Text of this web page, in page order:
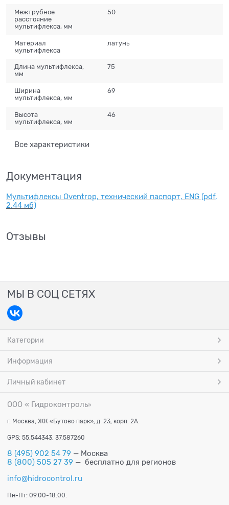
Межтрубное
расстояние
мультифлекса, мм
50
Материал
мультифлекса
латунь
Длина мультифлекса,
мм
75
Ширина
мультифлекса, мм
69
Высота
мультифлекса, мм
46
Все характеристики
Документация
Мультифлексы Oventrop, технический паспорт, ENG (pdf,
2.44 мб)
Отзывы
МЫ В СОЦ СЕТЯХ
Категории
Информация
Личный кабинет
ООО « Гидроконтроль»
г. Москва, ЖК «Бутово парк», д. 23, корп. 2А.
GPS: 55.544343, 37.587260
8 (495) 902 54 79 — Москва
8 (800) 505 27 39 — бесплатно для регионов
info@hidrocontrol.ru
Пн-Пт: 09.00-18.00.